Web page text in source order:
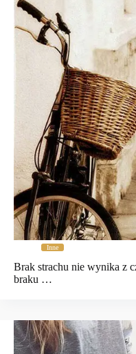
Inne
Brak strachu nie wynika z
braku …